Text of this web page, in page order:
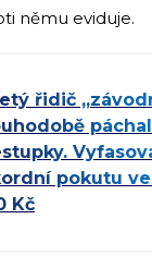
němu eviduje.
řidič
pokutu
Kč